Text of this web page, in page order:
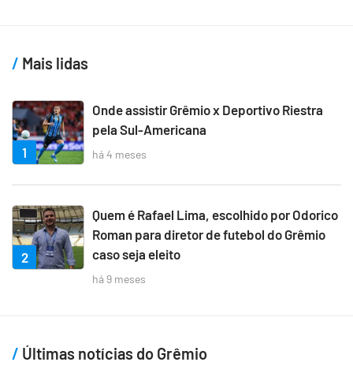
Mais lidas
1
Onde assistir Grêmio x Deportivo Riestra
pela Sul-Americana
há 4 meses
2
Quem é Rafael Lima, escolhido por Odorico
Roman para diretor de futebol do Grêmio
caso seja eleito
há 9 meses
Últimas notícias do Grêmio